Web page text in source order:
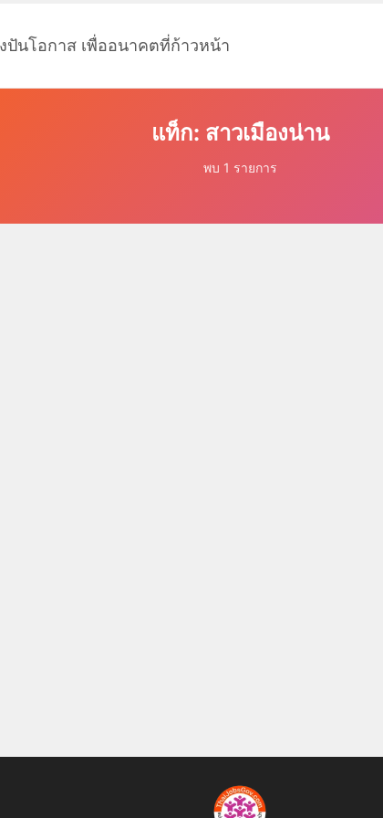
ปันโอกาส เพื่ออนาคตที่ก้าวหน้า
แท็ก: สาวเมืองน่าน
พบ 1 รายการ